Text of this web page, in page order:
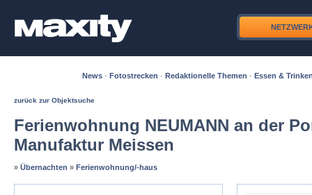
News · Fotostrecken · Redaktionelle Themen · Essen &
zurück zur Objektsuche
Ferienwohnung NEUMANN an der
Manufaktur Meissen
» Übernachten » Ferienwohnung/-haus